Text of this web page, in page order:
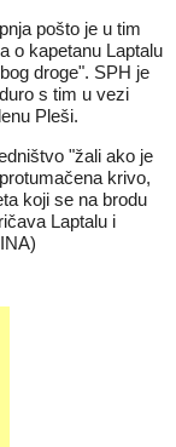
pošto je u tim
o kapetanu Laptalu
droge". SPH je
s tim u vezi
Pleši.
"žali ako je
krivo,
koji se na brodu
Laptalu i